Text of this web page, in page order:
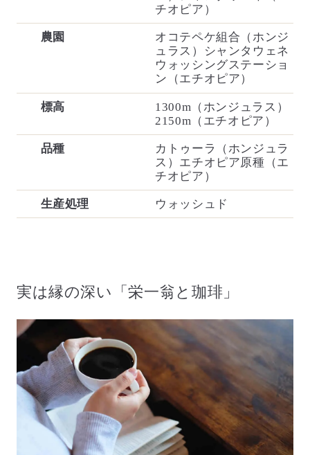
チオピア）
農園
オコテペケ組合（ホンジ
ュラス）シャンタウェネ
ウォッシングステーショ
ン（エチオピア）
標高
1300m（ホンジュラス）
2150m（エチオピア）
品種
カトゥーラ（ホンジュラ
ス）エチオピア原種（エ
チオピア）
生産処理 ウォッシュド
実は縁の深い「栄一翁と珈琲」